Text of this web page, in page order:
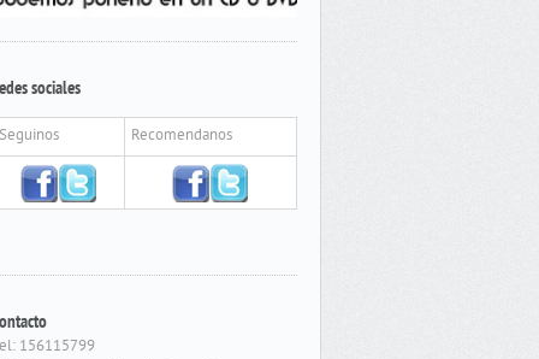
sociales
Seguinos Recomendanos
156115799